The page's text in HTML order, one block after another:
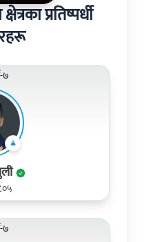
प्रतिष्पर्धी
७
७